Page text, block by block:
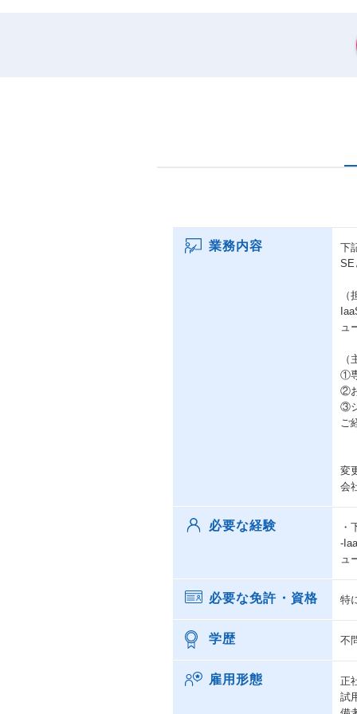
業務内容
下
SE
ュ
①
②
③
ご
変
会
必要な経験
・
-
ュ
必要な免許・資格 特
学歴 不
雇用形態
正
試